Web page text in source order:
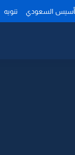
السعودي تنويه